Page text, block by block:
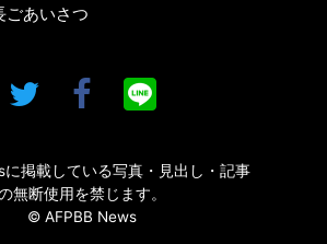
ごあいさつ
に掲載している写真・見出し・記事
無断使用を禁じます。
© AFPBB News